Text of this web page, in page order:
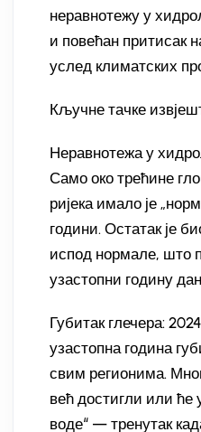
неравнотежу у
и повећан притисак
услед климатских
Кључне тачке
Неравнотежа у
Само око трећине
ријека имало је
години. Остатак је
испод нормале, што
узастопни годину
Губитак глечера:
узастопна година
свим регионима.
већ достигли или ће
воде“ — тренутак